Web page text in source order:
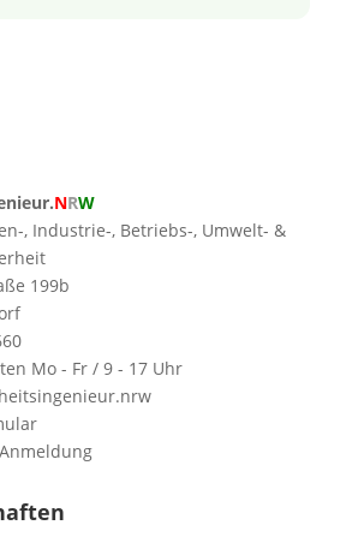
NRW
, Industrie-, Betriebs-, Umwelt- &
199b
Mo - Fr / 9 - 17 Uhr